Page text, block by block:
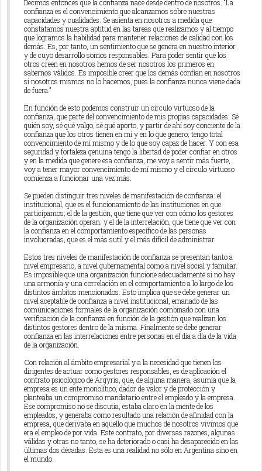
Decimos entonces que la confianza nace desde dentro de nosotros. “La
confianza es el convencimiento que alcanzamos sobre nuestras
capacidades y cualidades. Se asienta en nosotros a medida que
constatamos nuestra aptitud en las tareas que realizamos y al tiempo
que logramos la habilidad para mantener relaciones de calidad con los
demás. Es, por tanto, un sentimiento que se genera en nuestro interior
y de cuyo desarrollo somos responsables. Para poder sentir que los
otros creen en nosotros hemos de ser nosotros los primeros en
sabernos válidos. Es imposible creer que los demás confían en nosotros
si nosotros mismos no lo hacemos, pues la confianza nunca viene dada
de fuera.”
En función de esto podemos construir un círculo virtuoso de la
confianza, que parte del convencimiento de mis propias capacidades: Sé
quién soy, sé qué valgo, sé qué aporto, y partir de ahí soy conciente de la
confianza que los otros tienen en mí y en lo que genero; tengo total
convencimiento de mí mismo y de lo que soy capaz de hacer. Y con esa
seguridad y fortaleza genuina tengo la libertad de poder confiar en otros
y en la medida que genere esa confianza, me voy a sentir más fuerte,
voy a tener mayor convencimiento de mí mismo y el círculo virtuoso
comienza a funcionar una vez más.
Se pueden distinguir tres niveles de manifestación de confianza: el
institucional, que es el funcionamiento de las instituciones en que
participamos; el de la gestión, que tiene que ver con cómo los gestores
de la organización operan; y el de la interrelación, que tiene que ver con
la confianza en el comportamiento específico de las personas
involucradas, que es el más sutil y el más difícil de administrar.
Estos tres niveles de manifestación de confianza se presentan tanto a
nivel empresario, a nivel gubernamental como a nivel social y familiar.
Es imposible que una organización funcione adecuadamente si no hay
una armonía y una correlación en el comportamiento a lo largo de los
distintos ámbitos mencionados. Esto implica que se debe generar un
nivel aceptable de confianza a nivel institucional, emanado de las
comunicaciones formales de la organización combinado con una
verificación de la confianza en función de la gestión que realizan los
distintos gestores dentro de la misma. Finalmente se debe generar
confianza en las interrelaciones entre personas en el día a día de la vida
de la organización.
Con relación al ámbito empresarial y a la necesidad que tienen los
dirigentes de actuar como gestores responsables, es de aplicación el
contrato psicológico de Argyris, que, de alguna manera, asumía que la
empresa es un ente monolítico, dador de valor y de protección y
planteaba un compromiso mandatario entre el empleado y la empresa.
Ese compromiso no se discutía, estaba claro en la mente de los
empleados, y generaba como resultado una relación de afinidad con la
empresa, que derivaba en aquello que muchos de nosotros vivimos que
era el empleo de por vida. Este contrato, por diversas razones, algunas
válidas y otras no tanto, se ha deteriorado o casi ha desaparecido en las
últimas dos décadas. Esta es una realidad no sólo en Argentina sino en
el mundo.